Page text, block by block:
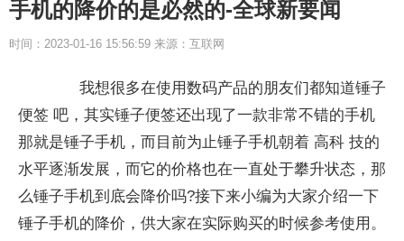
手机的降价的是必然的-全球新要闻
时间：2023-01-16 15:56:59 来源：互联网
我想很多在使用数码产品的朋友们都知道锤子
便签 吧，其实锤子便签还出现了一款非常不错的手机
那就是锤子手机，而目前为止锤子手机朝着 高科 技的
水平逐渐发展，而它的价格也在一直处于攀升状态，那
么锤子手机到底会降价吗?接下来小编为大家介绍一下
锤子手机的降价，供大家在实际购买的时候参考使用。